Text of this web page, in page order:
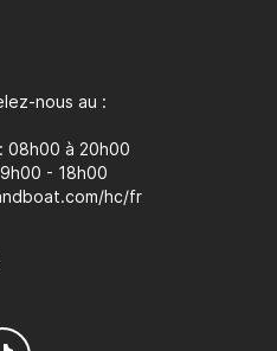
nous au :
08h00 à 20h00
- 18h00
hc/fr